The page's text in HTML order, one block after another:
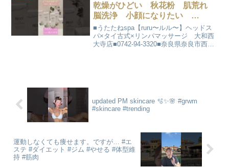
乾燥がひどい 秋花粉 肌荒れ
脳洗浄 小顔になりたい
#shorts
■うたたねspa【ruru〜ルル〜】ヘッドス
パ×タイ古式×リンパマッサージ 大和西
大寺店■0742-94-3320■奈良県奈良市西大
updated PM skincare 🫧✨🌸 #grwm
#skincare #trending
運動しなくても痩せます。ですが… #エ
ステ #ダイエット #ジム #やせる #体型維
持 #筋肉